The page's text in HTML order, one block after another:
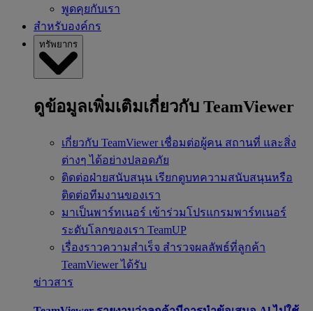
พูดคุยกับเรา
สำหรับองค์กร
ทรัพยากร
ดูข้อมูลเพิ่มเติมเกี่ยวกับ TeamViewer
เกี่ยวกับ TeamViewer เชื่อมต่อผู้คน สถานที่ และสิ่ง
ต่างๆ ได้อย่างปลอดภัย
ติดต่อฝ่ายสนับสนุน เรียกดูบทความสนับสนุนหรือ
ติดต่อทีมงานของเรา
มาเป็นพาร์ทเนอร์ เข้าร่วมโปรแกรมพาร์ทเนอร์
ระดับโลกของเรา TeamUP
เรื่องราวความสำเร็จ สำรวจผลลัพธ์ที่ลูกค้า
TeamViewer ได้รับ
ข่าวสาร